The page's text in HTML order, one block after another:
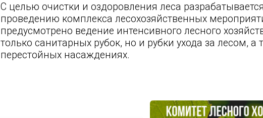
С целью очистки и оздоровления леса
проведению комплекса лесохозяйственных
предусмотрено ведение интенсивного лесного
только санитарных рубок, но и рубки ухода за лесом, а
перестойных насаждениях.